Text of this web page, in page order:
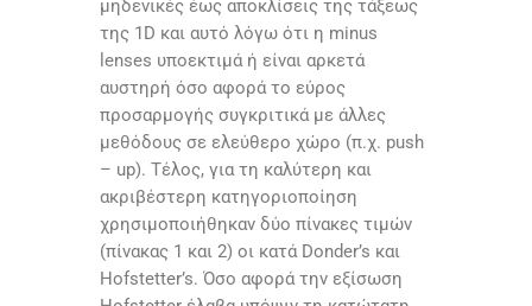
μηδενικές έως αποκλίσεις της τάξεως
της 1D και αυτό λόγω ότι η minus
lenses υποεκτιμά ή είναι αρκετά
αυστηρή όσο αφορά το εύρος
προσαρμογής συγκριτικά με άλλες
μεθόδους σε ελεύθερο χώρο (π.χ. push
– up). Τέλος, για τη καλύτερη και
ακριβέστερη κατηγοριοποίηση
χρησιμοποιήθηκαν δύο πίνακες τιμών
(πίνακας 1 και 2) οι κατά Donder’s και
Hofstetter’s. Όσο αφορά την εξίσωση